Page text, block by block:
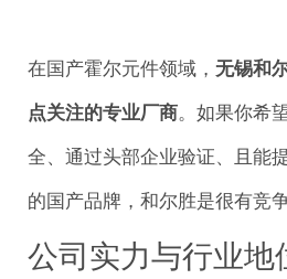
在国产霍尔元件领域， 无锡和
点关注的专业厂商。如果你希
全、通过头部企业验证、且能
的国产品牌，和尔胜是很有竞
公司实力与行业地